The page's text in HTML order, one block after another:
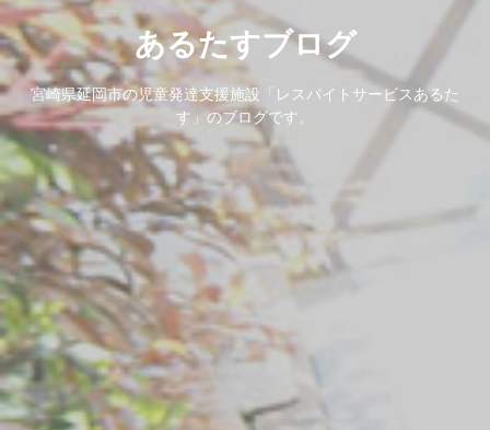
あるたすブログ
宮崎県延岡市の児童発達支援施設「レスパイトサービスあるた
す」のブログです。